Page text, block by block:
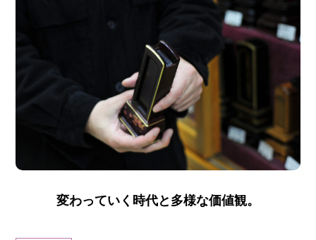
変わっていく時代と多様な価値観。